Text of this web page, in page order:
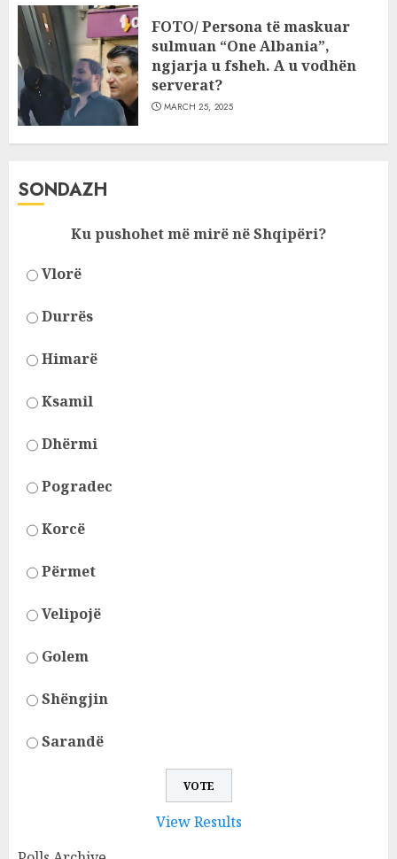
FOTO/ Persona të maskuar
sulmuan “One Albania”,
ngjarja u fsheh. A u vodhën
serverat?
MARCH 25, 2025
SONDAZH
Ku pushohet më mirë në Shqipëri?
Vlorë
Durrës
Himarë
Ksamil
Dhërmi
Pogradec
Korcë
Përmet
Velipojë
Golem
Shëngjin
Sarandë
View Results